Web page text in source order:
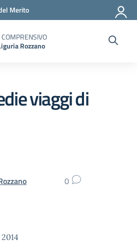
Merito
COMPRENSIVO
Rozzano
viaggi di
0